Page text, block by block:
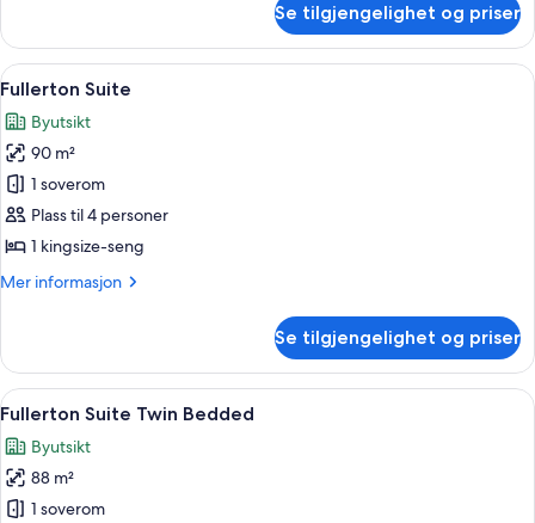
Bay
View
Room
(incl
$100
SGD
dining
credit)
the
Good
Life
-
Marina
Bay
View
Room
(incl
$100
SGD
Se tilgjengelighet og priser
Åpne
alle
bildene
av
Fullerton
Suite
Fullerton Suite | Oppholdsområde |
12
Fullerton Suite
Byutsikt
90 m²
1 soverom
Plass til 4 personer
1 kingsize-seng
Mer informasjon
Mer
Suite
Se tilgjengelighet og priser
Åpne
alle
bildene
av
Fullerton
Fullerton Suite Twin Bedded |
10
Fullerton Suite Twin Bedded
Byutsikt
88 m²
1 soverom